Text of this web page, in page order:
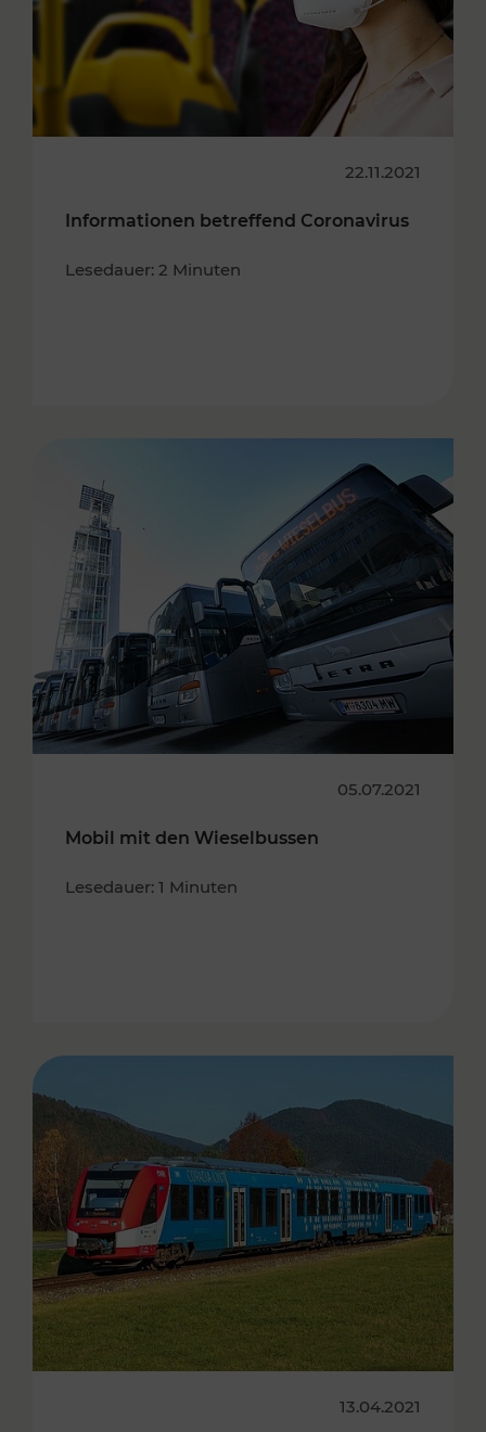
22.11.2021
Informationen betreffend Coronavirus
Lesedauer: 2 Minuten
05.07.2021
Mobil mit den Wieselbussen
Lesedauer: 1 Minuten
13.04.2021